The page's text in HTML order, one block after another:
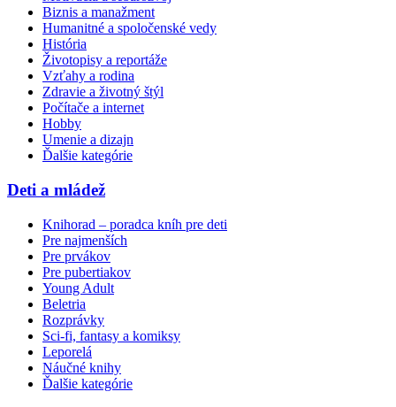
Biznis a manažment
Humanitné a spoločenské vedy
História
Životopisy a reportáže
Vzťahy a rodina
Zdravie a životný štýl
Počítače a internet
Hobby
Umenie a dizajn
Ďalšie kategórie
Deti a mládež
Knihorad – poradca kníh pre deti
Pre najmenších
Pre prvákov
Pre pubertiakov
Young Adult
Beletria
Rozprávky
Sci-fi, fantasy a komiksy
Leporelá
Náučné knihy
Ďalšie kategórie